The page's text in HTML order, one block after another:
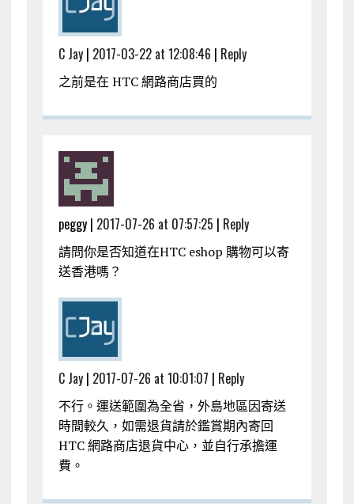
C Jay| 2017-03-22 at 12:08:46 | Reply
之前是在 HTC 網路商店買的
peggy | 2017-07-26 at 07:57:25 | Reply
請問你是否知道在HTC eshop 購物可以寄
送香港嗎？
C Jay| 2017-07-26 at 10:01:07 | Reply
不行。運送範圍為全省，外島地區因寄送
時間較久，如需退貨請於鑑賞期內寄回
HTC 網路商店退貨中心，並自行承擔運
費。